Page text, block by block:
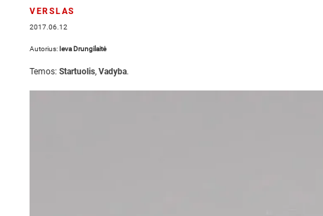
VERSLAS
2017.06.12
Autorius: Ieva Drungilaitė
Temos: Startuolis, Vadyba.